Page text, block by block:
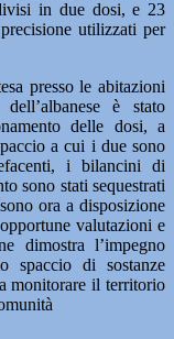
in due dosi, e 23
utilizzati per
presso le abitazioni
è stato
delle dosi, a
a cui i due sono
i bilancini di
sono stati sequestrati
ora a disposizione
valutazioni e
dimostra l’impegno
spaccio di sostanze
monitorare il territorio